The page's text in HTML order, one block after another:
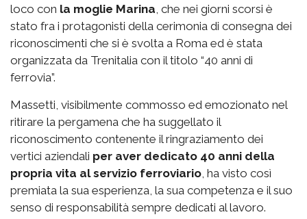
loco con la moglie Marina, che nei giorni scorsi è
stato fra i protagonisti della cerimonia di consegna dei
riconoscimenti che si è svolta a Roma ed è stata
organizzata da Trenitalia con il titolo “40 anni di
ferrovia”.
Massetti, visibilmente commosso ed emozionato nel
ritirare la pergamena che ha suggellato il
riconoscimento contenente il ringraziamento dei
vertici aziendali per aver dedicato 40 anni della
propria vita al servizio ferroviario, ha visto così
premiata la sua esperienza, la sua competenza e il suo
senso di responsabilità sempre dedicati al lavoro.